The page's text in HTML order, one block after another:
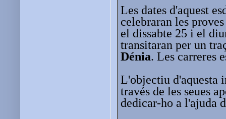
Les dates d'aquest
celebraran les
el dissabte 25 i el
transitaran per un
Dénia. Les carreres
L'objectiu d'aquesta
través de les seues
dedicar-ho a l'ajuda